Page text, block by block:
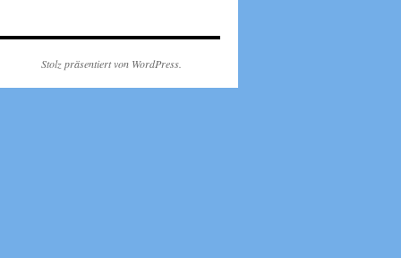
Stolz präsentiert von WordPress.